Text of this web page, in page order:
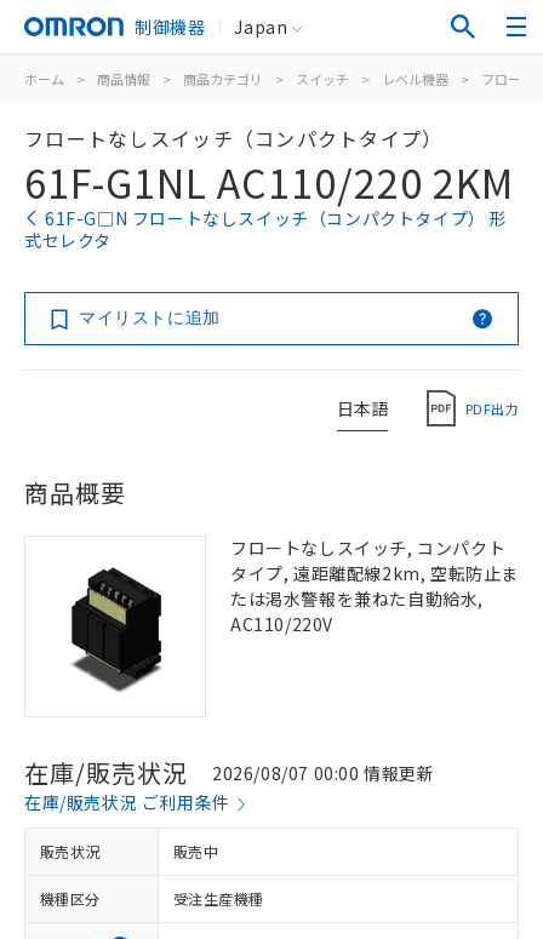
制御機器 Japan
ホーム > 商品情報 > 商品カテゴリ > スイッチ > レベル機器 > フロート
フロートなしスイッチ（コンパクトタイプ）
61F-G1NL AC110/220 2KM
61F-G□N フロートなしスイッチ（コンパクトタイプ） 形
式セレクタ
マイリストに追加
日本語 PDF出力
商品概要
フロートなしスイッチ, コンパクト
タイプ, 遠距離配線2km, 空転防止ま
たは渇水警報を兼ねた自動給水,
AC110/220V
在庫/販売状況
2026/08/07 00:00 情報更新
在庫/販売状況 ご利用条件
販売状況 販売中
機種区分 受注生産機種